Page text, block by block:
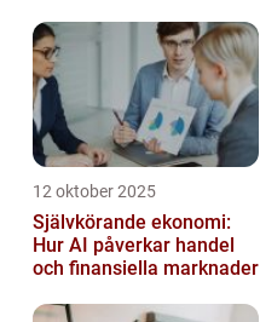
12 oktober 2025
Självkörande ekonomi:
Hur AI påverkar handel
och finansiella marknader